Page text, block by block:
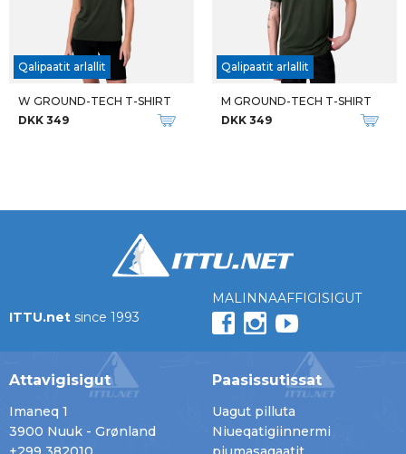
Qalipaatit arlallit
W GROUND-TECH T-SHIRT
DKK 349
Qalipaatit arlallit
M GROUND-TECH T-SHIRT
DKK 349
ITTU.net since 1993
MALINNAAFFIGISIGUT
Attavigisigut
Imaneq 1
3900 Nuuk - Grønland
Paasissutissat
Uagut pilluta
Niueqatigiinnermi